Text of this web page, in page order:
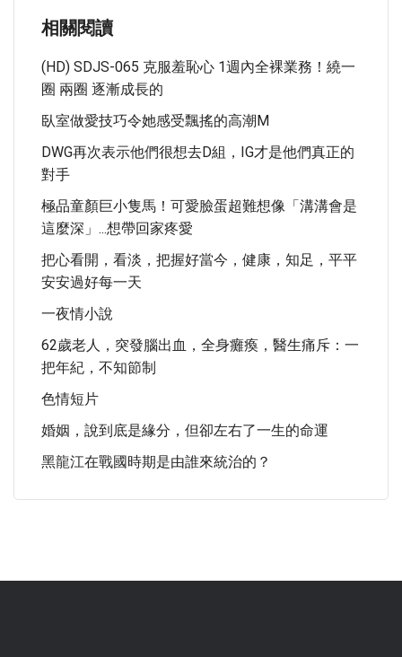
相關閱讀
(HD) SDJS-065 克服羞恥心 1週內全裸業務！繞一
圈 兩圈 逐漸成長的
臥室做愛技巧令她感受飄搖的高潮m
DWG再次表示他們很想去D組，IG才是他們真正的
對手
極品童顏巨小隻馬！可愛臉蛋超難想像「溝溝會是
這麼深」...想帶回家疼愛
把心看開，看淡，把握好當今，健康，知足，平平
安安過好每一天
一夜情小說
62歲老人，突發腦出血，全身癱瘓，醫生痛斥：一
把年紀，不知節制
色情短片
婚姻，說到底是緣分，但卻左右了一生的命運
黑龍江在戰國時期是由誰來統治的？